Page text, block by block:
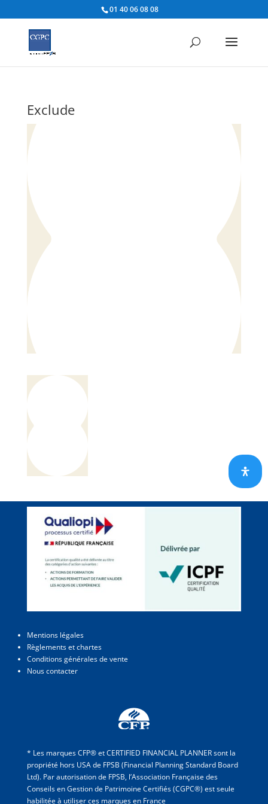
01 40 06 08 08
Exclude
Mentions légales
Règlements et chartes
Conditions générales de vente
Nous contacter
* Les marques CFP® et CERTIFIED FINANCIAL PLANNER sont la
propriété hors USA de FPSB (Financial Planning Standard Board
Ltd). Par autorisation de FPSB, l’Association Française des
Conseils en Gestion de Patrimoine Certifiés (CGPC®) est seule
habilitée à utiliser ces marques en France